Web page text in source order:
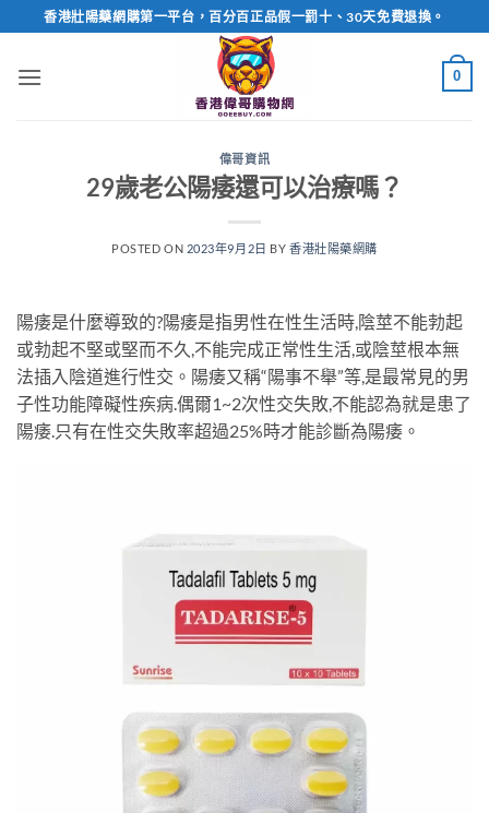
to
content
香港壯陽藥網購第一平台，百分百正品假一罰十、30天免費退換。
0
偉哥資訊
29歲老公陽痿還可以治療嗎？
POSTED ON 2023年9月2日 BY 香港壯陽藥網購
陽痿是什麼導致的?陽痿是指男性在性生活時,陰莖不能勃起
或勃起不堅或堅而不久,不能完成正常性生活,或陰莖根本無
法插入陰道進行性交。陽痿又稱“陽事不舉”等,是最常見的男
子性功能障礙性疾病.偶爾1~2次性交失敗,不能認為就是患了
陽痿.只有在性交失敗率超過25%時才能診斷為陽痿。